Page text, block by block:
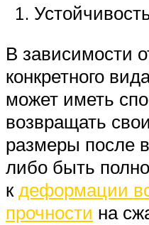
В зависимости
конкретного
может иметь
возвращать
размеры после
либо быть
кдеформации
прочности на